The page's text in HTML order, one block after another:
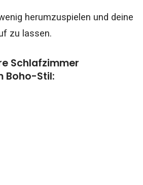
herumzuspielen und deine
zu lassen.
Schlafzimmer
Boho-Stil: